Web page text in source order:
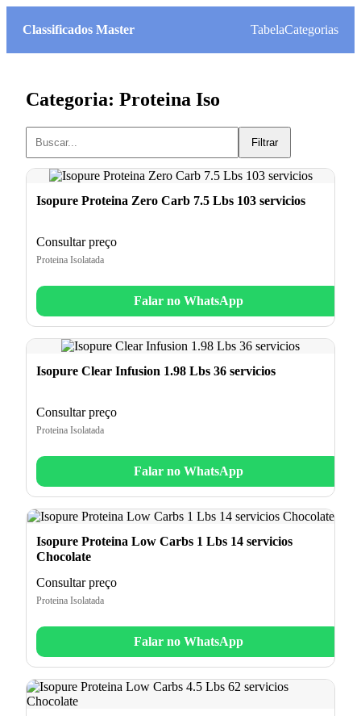
Classificados Master TabelaCategorias
Categoria: Proteina Iso
Filtrar
Isopure Proteina Zero Carb 7.5 Lbs 103 servicios
Consultar preço
Proteina Isolatada
Falar no WhatsApp
Isopure Clear Infusion 1.98 Lbs 36 servicios
Consultar preço
Proteina Isolatada
Falar no WhatsApp
Isopure Proteina Low Carbs 1 Lbs 14 servicios
Chocolate
Consultar preço
Proteina Isolatada
Falar no WhatsApp